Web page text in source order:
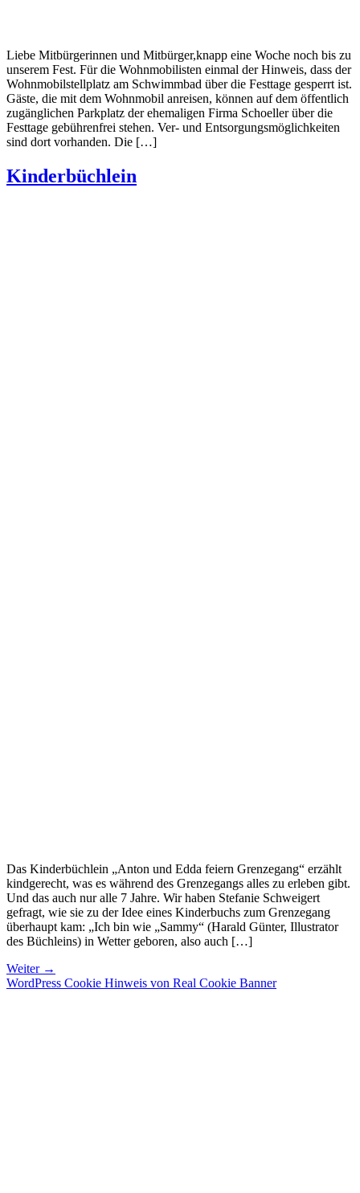
Liebe Mitbürgerinnen und Mitbürger,knapp eine Woche noch bis zu
unserem Fest. Für die Wohnmobilisten einmal der Hinweis, dass der
Wohnmobilstellplatz am Schwimmbad über die Festtage gesperrt ist.
Gäste, die mit dem Wohnmobil anreisen, können auf dem öffentlich
zugänglichen Parkplatz der ehemaligen Firma Schoeller über die
Festtage gebührenfrei stehen. Ver- und Entsorgungsmöglichkeiten
sind dort vorhanden. Die […]
Kinderbüchlein
Das Kinderbüchlein „Anton und Edda feiern Grenzegang“ erzählt
kindgerecht, was es während des Grenzegangs alles zu erleben gibt.
Und das auch nur alle 7 Jahre. Wir haben Stefanie Schweigert
gefragt, wie sie zu der Idee eines Kinderbuchs zum Grenzegang
überhaupt kam: „Ich bin wie „Sammy“ (Harald Günter, Illustrator
des Büchleins) in Wetter geboren, also auch […]
Weiter →
WordPress Cookie Hinweis von Real Cookie Banner